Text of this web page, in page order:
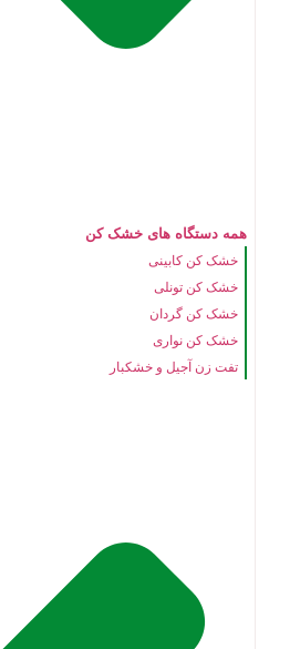
همه دستگاه های خشک کن
خشک کن کابینی
خشک کن تونلی
خشک کن گردان
خشک کن نواری
تفت زن آجیل و خشکبار